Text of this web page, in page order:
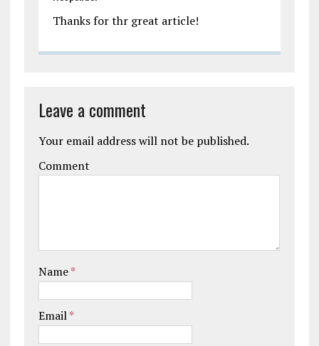
Thanks for thr great article!
Leave a comment
Your email address will not be published.
Comment
Name*
Email*